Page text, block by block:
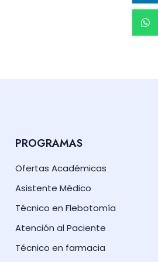
PROGRAMAS
Ofertas Académicas
Asistente Médico
Técnico en Flebotomía
Atención al Paciente
Técnico en farmacia